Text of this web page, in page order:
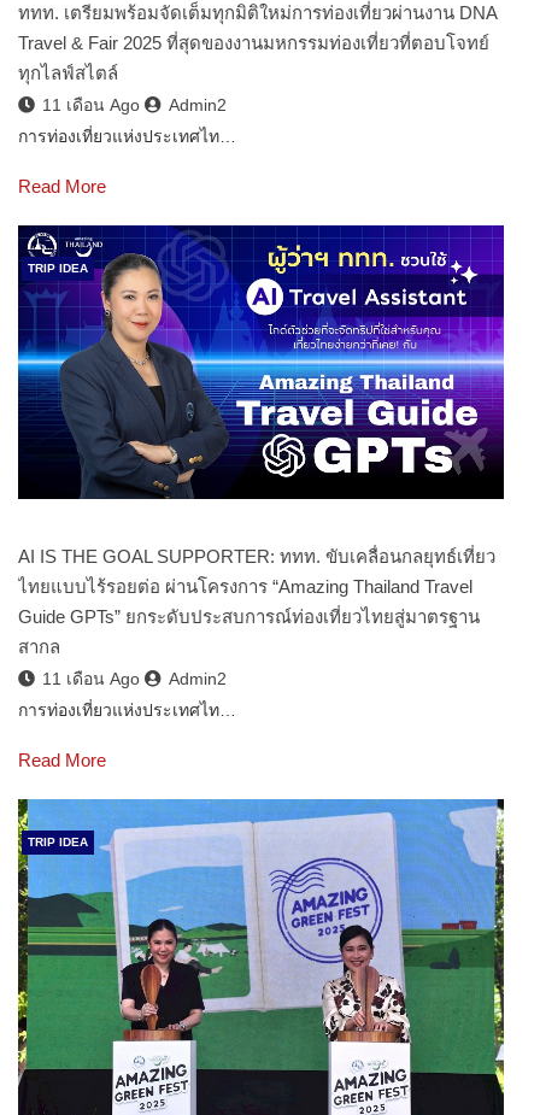
ททท. เตรียมพร้อมจัดเต็มทุกมิติใหม่การท่องเที่ยวผ่านงาน DNA
Travel & Fair 2025 ที่สุดของงานมหกรรมท่องเที่ยวที่ตอบโจทย์
ทุกไลฟ์สไตล์
11 เดือน Ago
Admin2
การท่องเที่ยวแห่งประเทศไท…
Read More
TRIP IDEA
AI IS THE GOAL SUPPORTER: ททท. ขับเคลื่อนกลยุทธ์เที่ยว
ไทยแบบไร้รอยต่อ ผ่านโครงการ “Amazing Thailand Travel
Guide GPTs” ยกระดับประสบการณ์ท่องเที่ยวไทยสู่มาตรฐาน
สากล
11 เดือน Ago
Admin2
การท่องเที่ยวแห่งประเทศไท…
Read More
TRIP IDEA